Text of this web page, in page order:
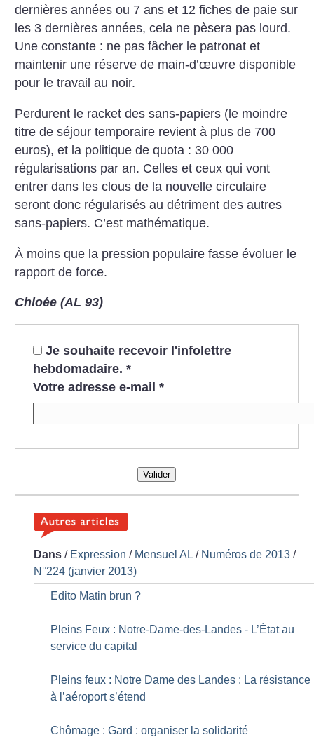
dernières années ou 7 ans et 12 fiches de paie sur
les 3 dernières années, cela ne pèsera pas lourd.
Une constante : ne pas fâcher le patronat et
maintenir une réserve de main-d’œuvre disponible
pour le travail au noir.
Perdurent le racket des sans-papiers (le moindre
titre de séjour temporaire revient à plus de 700
euros), et la politique de quota : 30 000
régularisations par an. Celles et ceux qui vont
entrer dans les clous de la nouvelle circulaire
seront donc régularisés au détriment des autres
sans-papiers. C’est mathématique.
À moins que la pression populaire fasse évoluer le
rapport de force.
Chloée (AL 93)
Je souhaite recevoir l'infolettre
hebdomadaire. *
Votre adresse e-mail *
Valider
Dans / Expression / Mensuel AL / Numéros de 2013 /
N°224 (janvier 2013)
Edito Matin brun ?
Pleins Feux : Notre-Dame-des-Landes - L’État au
service du capital
Pleins feux : Notre Dame des Landes : La résistance
à l’aéroport s’étend
Chômage : Gard : organiser la solidarité